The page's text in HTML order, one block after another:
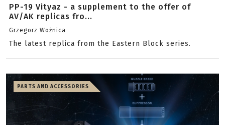
PP-19 Vityaz - a supplement to the offer of
AV/AK replicas fro...
Grzegorz Woźnica
The latest replica from the Eastern Block series.
PARTS AND ACCESSORIES